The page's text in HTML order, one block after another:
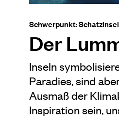
Schwerpunkt:
Der
Inseln
Paradies, sind
Ausmaß der
Inspiration sein,